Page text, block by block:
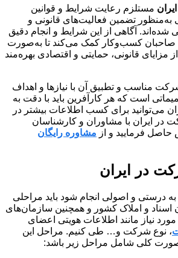
مستلزم رعایت شرایط و قوانین
تضمین فعالیت‌های قانونی و
آگاهی از این شرایط و انجام دقیق
کسب‌وکار کمک می‌کند تا به‌صورت
مزایای قانونی، حمایتی و اقتصادی بهره‌مند
مناسب و تطبیق آن با نیازها و اهداف
است که هر کارآفرین باید با دقت به
می‌توانید برای کسب اطلاعات بیشتر در
در ایران با مشاوران و‌ کارشناسان
فرمایید و از مشاوره رایگان
در ایران
درستی و اصولی انجام شود باید مراحلی
اسناد و املاک کشور و همچنین سازمان‌های
نیاز مانند اطلاعات هویتی اعضای
، نوع شرکت و… طی کنیم. مراحل این
کلی شامل مراحل زیر باشد: